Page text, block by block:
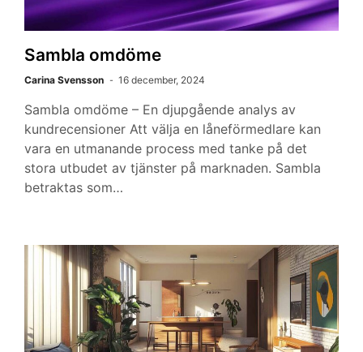
Sambla omdöme
Carina Svensson 16 december, 2024
Sambla omdöme – En djupgående analys av
kundrecensioner Att välja en låneförmedlare kan
vara en utmanande process med tanke på det
stora utbudet av tjänster på marknaden. Sambla
betraktas som…